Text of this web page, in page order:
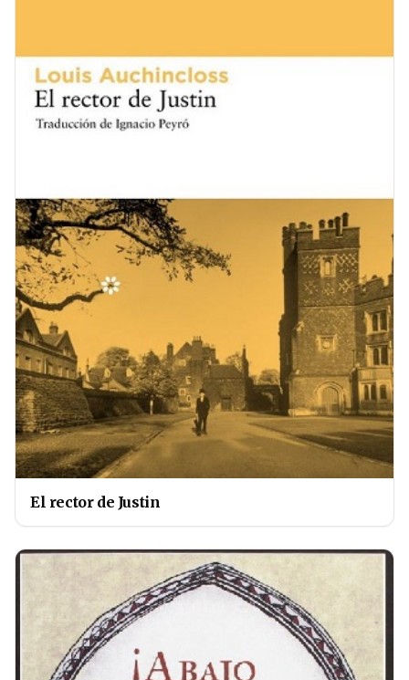
El rector de Justin